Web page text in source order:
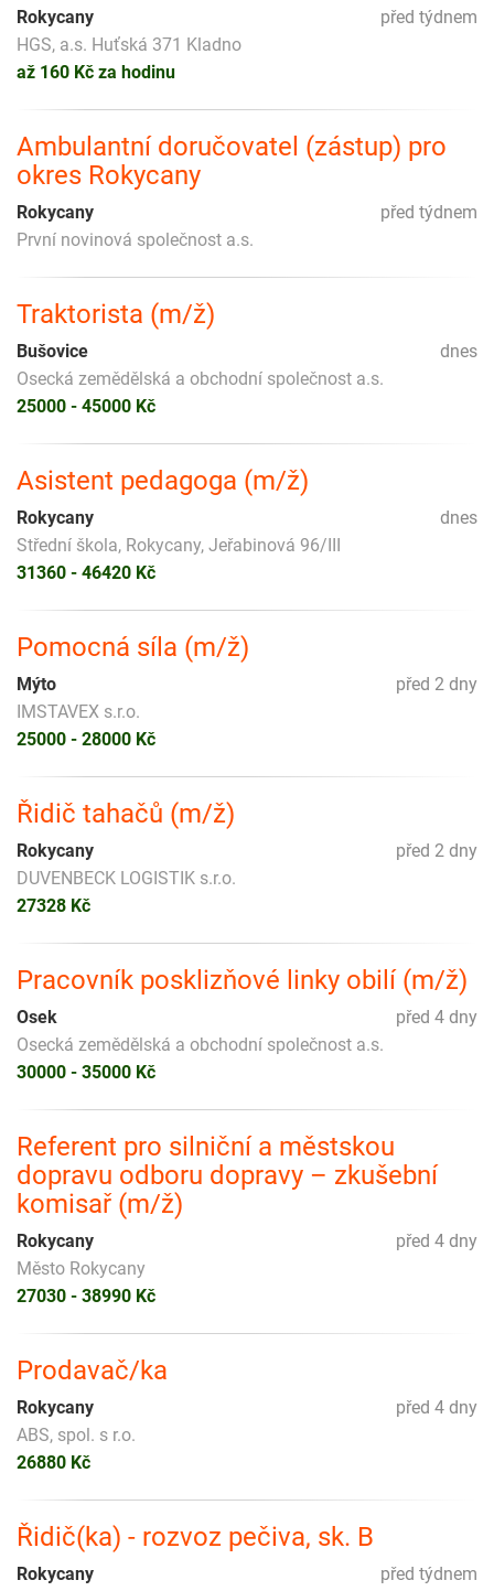
před týdnem
Rokycany
HGS, a.s. Huťská 371 Kladno
až 160 Kč za hodinu
Ambulantní doručovatel (zástup) pro
okres Rokycany
před týdnem
Rokycany
První novinová společnost a.s.
Traktorista (m/ž)
dnes
Bušovice
Osecká zemědělská a obchodní společnost a.s.
25000 - 45000 Kč
Asistent pedagoga (m/ž)
dnes
Rokycany
Střední škola, Rokycany, Jeřabinová 96/III
31360 - 46420 Kč
Pomocná síla (m/ž)
před 2 dny
Mýto
IMSTAVEX s.r.o.
25000 - 28000 Kč
Řidič tahačů (m/ž)
před 2 dny
Rokycany
DUVENBECK LOGISTIK s.r.o.
27328 Kč
Pracovník posklizňové linky obilí (m/ž)
před 4 dny
Osek
Osecká zemědělská a obchodní společnost a.s.
30000 - 35000 Kč
Referent pro silniční a městskou
dopravu odboru dopravy – zkušební
komisař (m/ž)
před 4 dny
Rokycany
Město Rokycany
27030 - 38990 Kč
Prodavač/ka
před 4 dny
Rokycany
ABS, spol. s r.o.
26880 Kč
Řidič(ka) - rozvoz pečiva, sk. B
před týdnem
Rokycany